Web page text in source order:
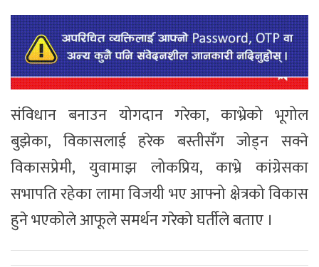
संविधान बनाउन योगदान गरेका, काभ्रेको भूगोल
बुझेका, विकासलाई हरेक बस्तीसँग जोड्न सक्ने
विकासप्रेमी, युवामाझ लोकप्रिय, काभ्रे कांग्रेसका
सभापति रहेका लामा विजयी भए आफ्नो क्षेत्रको विकास
हुने भएकोले आफूले समर्थन गरेको घर्तीले बताए ।